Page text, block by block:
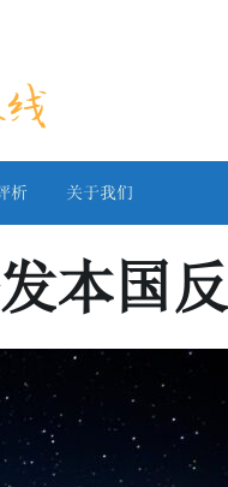
析 关于我们
本国